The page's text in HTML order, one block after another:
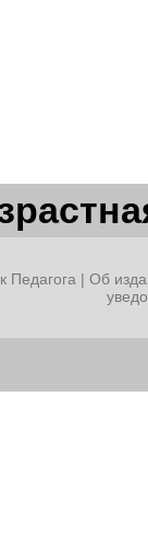
Педагога | Об